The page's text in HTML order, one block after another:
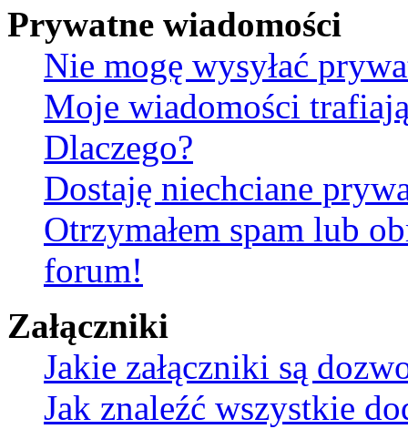
Prywatne wiadomości
Nie mogę wysyłać
Moje wiadomości
Dlaczego?
Dostaję niechciane
Otrzymałem spam lub
forum!
Załączniki
Jakie załączniki są
Jak znaleźć wszystkie